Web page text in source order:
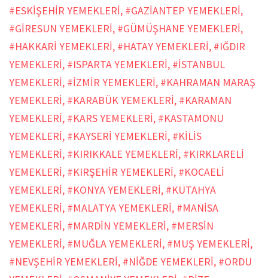
#ESKİŞEHİR YEMEKLERİ, #GAZİANTEP YEMEKLERİ,
#GİRESUN YEMEKLERİ, #GÜMÜŞHANE YEMEKLERİ,
#HAKKARİ YEMEKLERİ, #HATAY YEMEKLERİ, #IĞDIR
YEMEKLERİ, #ISPARTA YEMEKLERİ, #İSTANBUL
YEMEKLERİ, #İZMİR YEMEKLERİ, #KAHRAMAN MARAŞ
YEMEKLERİ, #KARABÜK YEMEKLERİ, #KARAMAN
YEMEKLERİ, #KARS YEMEKLERİ, #KASTAMONU
YEMEKLERİ, #KAYSERİ YEMEKLERİ, #KİLİS
YEMEKLERİ, #KIRIKKALE YEMEKLERİ, #KIRKLARELİ
YEMEKLERİ, #KIRŞEHİR YEMEKLERİ, #KOCAELİ
YEMEKLERİ, #KONYA YEMEKLERİ, #KÜTAHYA
YEMEKLERİ, #MALATYA YEMEKLERİ, #MANİSA
YEMEKLERİ, #MARDİN YEMEKLERİ, #MERSİN
YEMEKLERİ, #MUĞLA YEMEKLERİ, #MUŞ YEMEKLERİ,
#NEVŞEHİR YEMEKLERİ, #NİĞDE YEMEKLERİ, #ORDU